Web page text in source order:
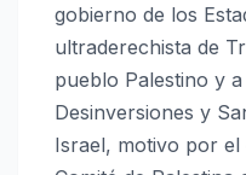
gobierno de los
ultraderechista de
pueblo Palestino y
Desinversiones y
Israel, motivo por